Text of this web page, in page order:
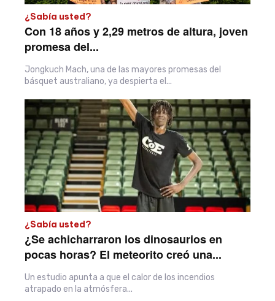
¿Sabía usted?
Con 18 años y 2,29 metros de altura, joven
promesa del...
Jongkuch Mach, una de las mayores promesas del
básquet australiano, ya despierta el...
¿Sabía usted?
¿Se achicharraron los dinosaurios en
pocas horas? El meteorito creó una...
Un estudio apunta a que el calor de los incendios
atrapado en la atmósfera...